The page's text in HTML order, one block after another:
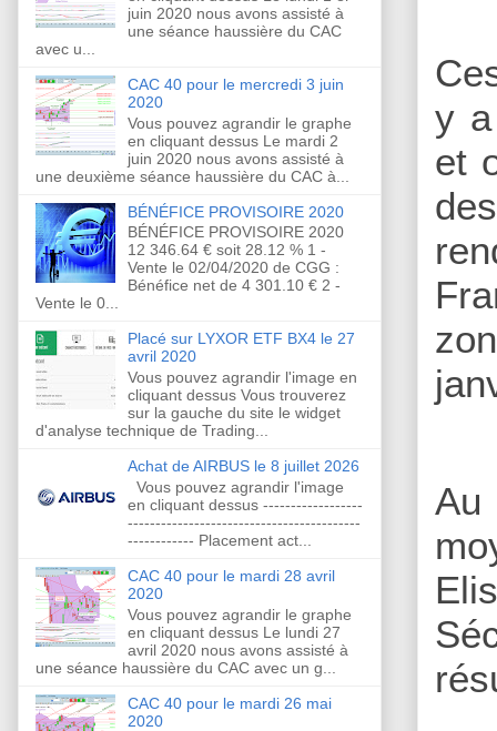
y
et
juin 2020 nous avons assisté à
une séance haussière du CAC
avec u...
CAC 40 pour le mercredi 3 juin
2020
Vous pouvez agrandir le graphe
en cliquant dessus Le mardi 2
juin 2020 nous avons assisté à
une deuxième séance haussière du CAC à...
BÉNÉFICE PROVISOIRE 2020
BÉNÉFICE PROVISOIRE 2020
12 346.64 € soit 28.12 % 1 -
Vente le 02/04/2020 de CGG :
Bénéfice net de 4 301.10 € 2 -
Vente le 0...
Placé sur LYXOR ETF BX4 le 27
avril 2020
Vous pouvez agrandir l'image en
cliquant dessus Vous trouverez
sur la gauche du site le widget
d'analyse technique de Trading...
Achat de AIRBUS le 8 juillet 2026
Vous pouvez agrandir l'image
en cliquant dessus ------------------
------------------------------------------
------------ Placement act...
CAC 40 pour le mardi 28 avril
2020
Vous pouvez agrandir le graphe
en cliquant dessus Le lundi 27
avril 2020 nous avons assisté à
une séance haussière du CAC avec un g...
CAC 40 pour le mardi 26 mai
2020